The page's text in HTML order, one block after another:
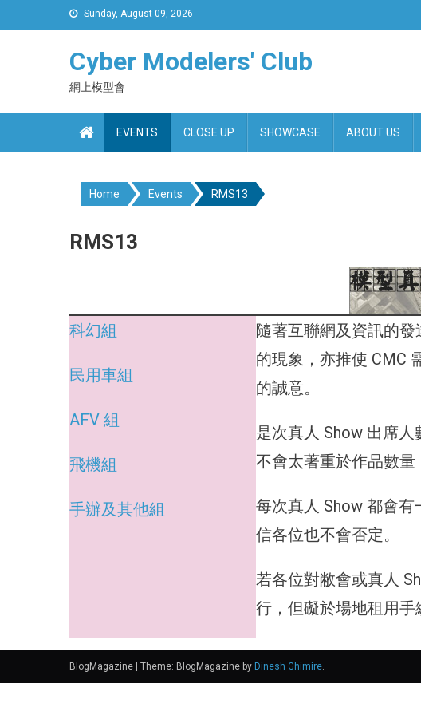
to
Sunday, August 09, 2026
Cyber Modelers' Club
網上模型會
EVENTS CLOSE UP SHOWCASE ABOUT US
Home Events RMS13
RMS13
科幻組
民用車組
AFV 組
飛機組
手辦及其他組
隨著互聯網及資訊的
的現象，亦推使 CMC
的誠意。
是次真人 Show 出席
不會太著重於作品數量
每次真人 Show 都會
信各位也不會否定。
若各位對敝會或真人
行，但礙於場地租用手
BlogMagazine Theme: BlogMagazine by Dinesh Ghimire.